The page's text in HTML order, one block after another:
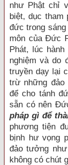
như Phật chỉ
biệt, dục tham
đức trong
môn của Đức
Phát, lúc
nghiệm và do
truyền dạy lại
trừ những đảo
để cho tánh
sẵn có nên
pháp gì để
phương tiện
bịnh hư vọng
đảo tưởng
không có chút